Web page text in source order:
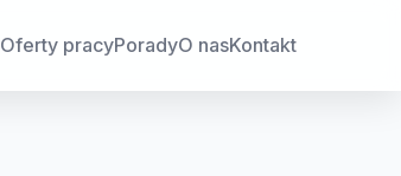
Oferty pracyPoradyO nasKontakt